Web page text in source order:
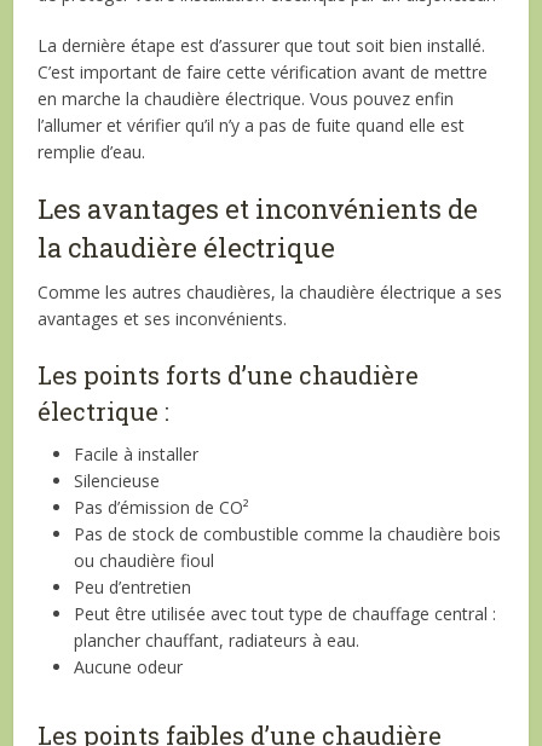
La dernière étape est d’assurer que tout soit bien installé.
C’est important de faire cette vérification avant de mettre
en marche la chaudière électrique. Vous pouvez enfin
l’allumer et vérifier qu’il n’y a pas de fuite quand elle est
remplie d’eau.
Les avantages et inconvénients de
la chaudière électrique
Comme les autres chaudières, la chaudière électrique a ses
avantages et ses inconvénients.
Les points forts d’une chaudière
électrique :
Facile à installer
Silencieuse
Pas d’émission de CO²
Pas de stock de combustible comme la chaudière bois
ou chaudière fioul
Peu d’entretien
Peut être utilisée avec tout type de chauffage central :
plancher chauffant, radiateurs à eau.
Aucune odeur
Les points faibles d’une chaudière